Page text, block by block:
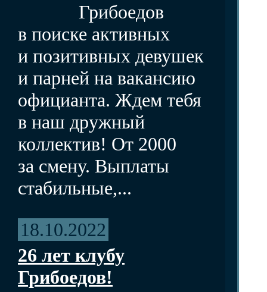
Грибоедов
в поиске активных
и позитивных девушек
и парней на вакансию
официанта. Ждем тебя
в наш дружный
коллектив! От 2000
за смену. Выплаты
стабильные,...
18.10.2022
26 лет клубу
Грибоедов!